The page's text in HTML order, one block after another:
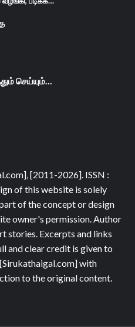
செய்யும்…
[2011-2026]. ISSN :
of this website is solely
of the concept or design
owner's permission. Author
stories. Excerpts and links
and clear credit is given to
with
to the original content.